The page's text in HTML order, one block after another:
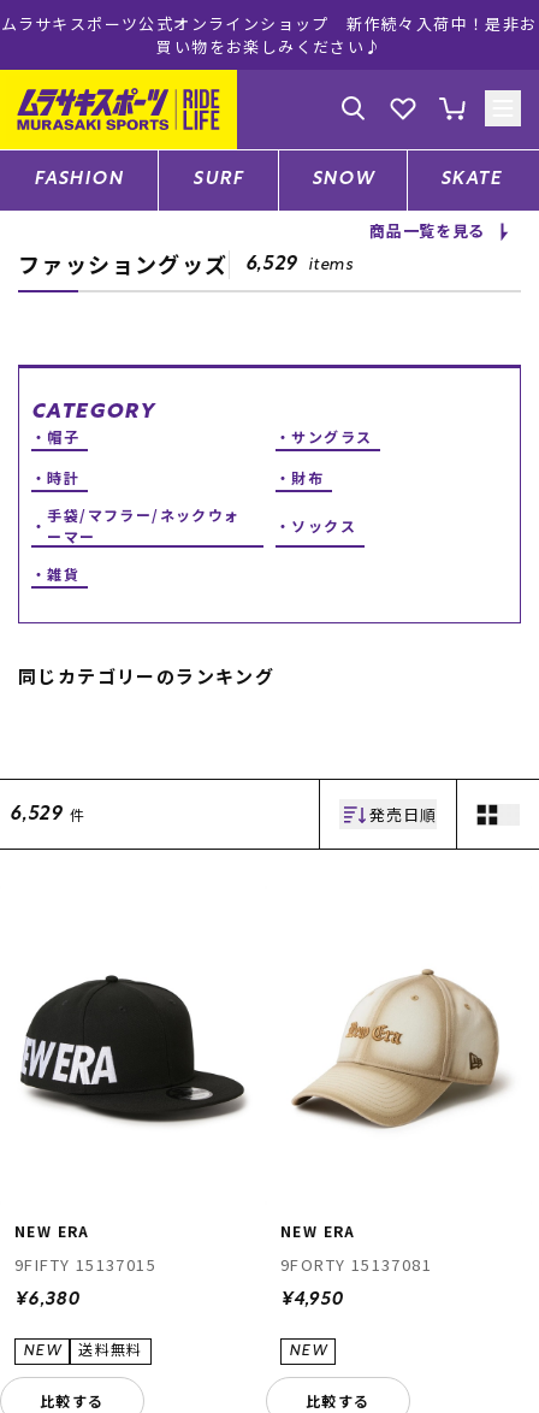
ムラサキスポーツ公式オンラインショップ 新作続々入荷中！是非お
買い物をお楽しみください♪
ゲスト様
ログイン 会員登録
店舗一覧
CATEGORY
サーフTOP
ブランド一覧
中古/アウトレット スノ
ご利用ガイド
お問い合わせ
ニュース
ポイント・クーポンもこのアプリで！
FASHION SURF SNOW SKATE
商品一覧を見る
ファッショングッズ 6,529 items
CATEGORY
帽子
サングラス
時計
財布
手袋/マフラー/ネックウォ
ーマー
ソックス
雑貨
同じカテゴリーのランキング
6,529 件 発売日順
NEW ERA
9FIFTY 15137015
¥6,380
比較する
NEW ERA
9FORTY 15137081
¥4,950
比較する